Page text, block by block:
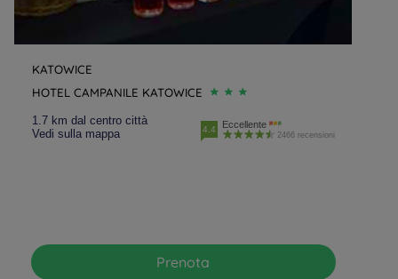
KATOWICE
HOTEL CAMPANILE KATOWICE
1.7 km dal centro città
Vedi sulla mappa
4.4 Eccellente
2466 recensioni
Prenota